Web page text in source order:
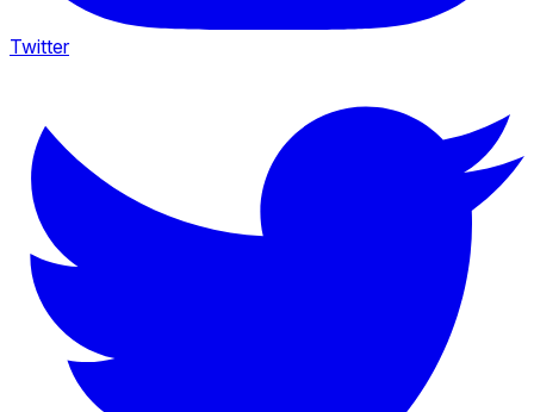
Twitter